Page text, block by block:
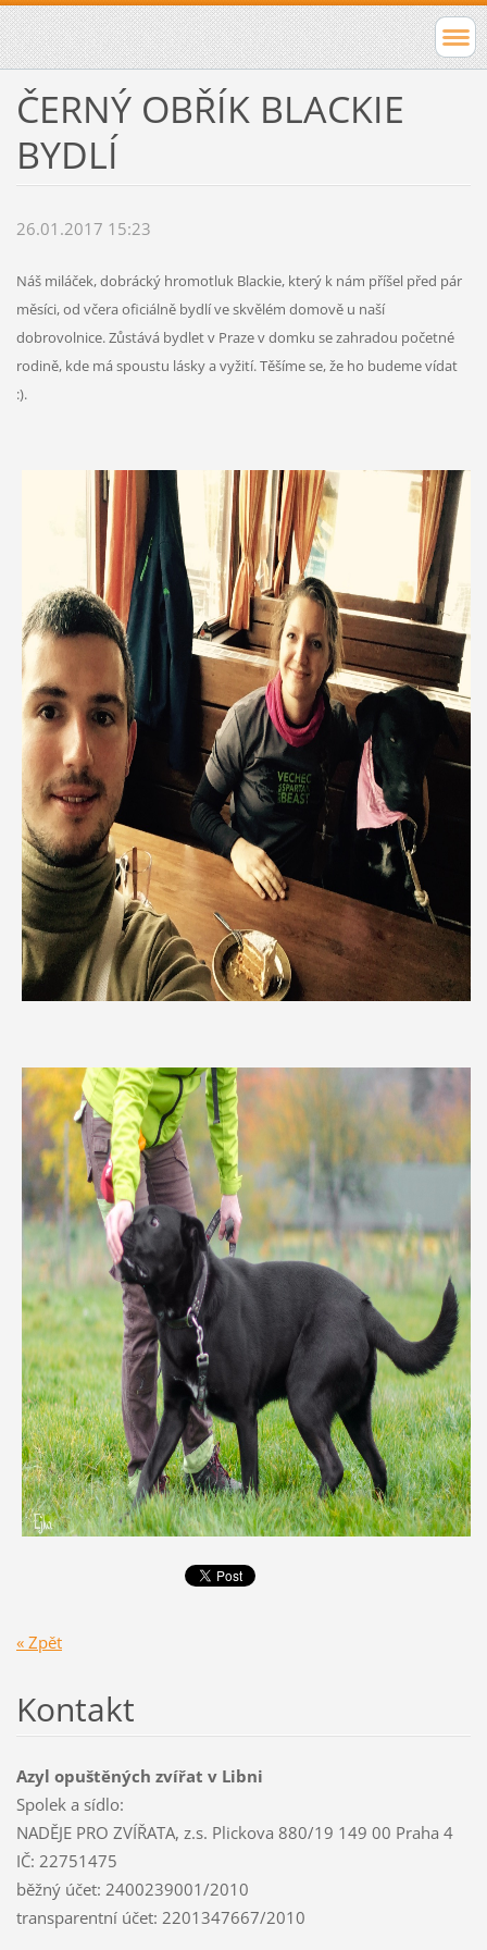
ČERNÝ OBŘÍK BLACKIE
BYDLÍ
26.01.2017 15:23
Náš miláček, dobrácký hromotluk Blackie, který k nám příšel před pár
měsíci, od včera oficiálně bydlí ve skvělém domově u naší
dobrovolnice. Zůstává bydlet v Praze v domku se zahradou početné
rodině, kde má spoustu lásky a vyžití. Těšíme se, že ho budeme vídat
:).
« Zpět
Kontakt
Azyl opuštěných zvířat v Libni
Spolek a sídlo:
NADĚJE PRO ZVÍŘATA, z.s. Plickova 880/19 149 00 Praha 4
IČ: 22751475
běžný účet: 2400239001/2010
transparentní účet: 2201347667/2010